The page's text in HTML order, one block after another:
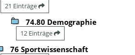
21 Einträge
74.80 Demographie
12 Einträge
76 Sportwissenschaft